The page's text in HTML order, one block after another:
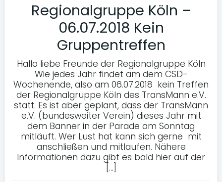
Regionalgruppe Köln –
06.07.2018 Kein
Gruppentreffen
Hallo liebe Freunde der Regionalgruppe Köln
Wie jedes Jahr findet am dem CSD-
Wochenende, also am 06.07.2018 kein Treffen
der Regionalgruppe Köln des TransMann e.V.
statt. Es ist aber geplant, dass der TransMann
e.V. (bundesweiter Verein) dieses Jahr mit
dem Banner in der Parade am Sonntag
mitläuft. Wer Lust hat kann sich gerne mit
anschließen und mitlaufen. Nähere
Informationen dazu gibt es bald hier auf der
[…]